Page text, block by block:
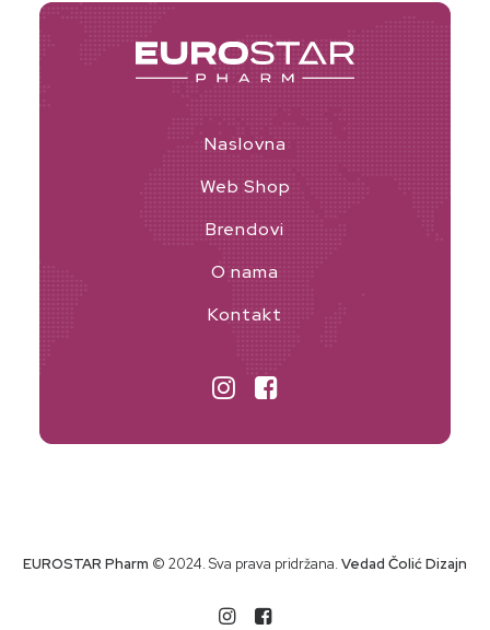
Naslovna
Web Shop
Brendovi
O nama
Kontakt
EUROSTAR Pharm © 2024. Sva prava pridržana.Vedad Čolić Dizajn